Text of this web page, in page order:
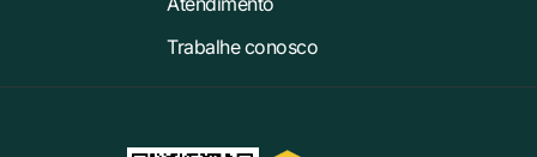
Trabalhe conosco